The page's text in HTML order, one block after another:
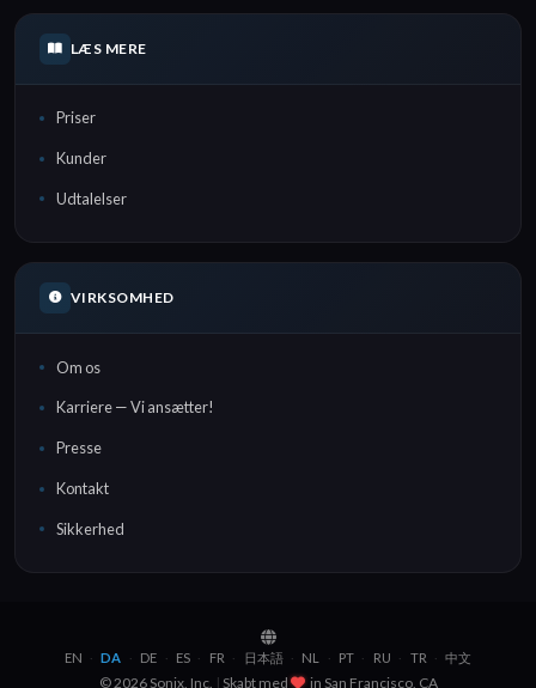
LÆS MERE
Priser
Kunder
Udtalelser
VIRKSOMHED
Om os
Karriere — Vi ansætter!
Presse
Kontakt
Sikkerhed
EN · DA · DE · ES · FR · 日本語 · NL · PT · RU · TR · 中文
© 2026 Sonix, Inc. |Skabt med inBrooklyn, NYC